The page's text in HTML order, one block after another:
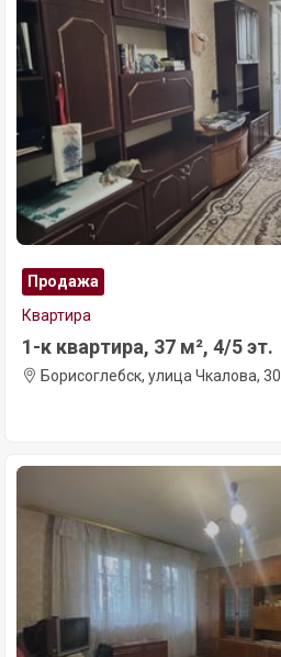
Продажа
Квартира
1-к квартира, 37 м², 4/5 эт.
Борисоглебск, улица Чкалова, 30